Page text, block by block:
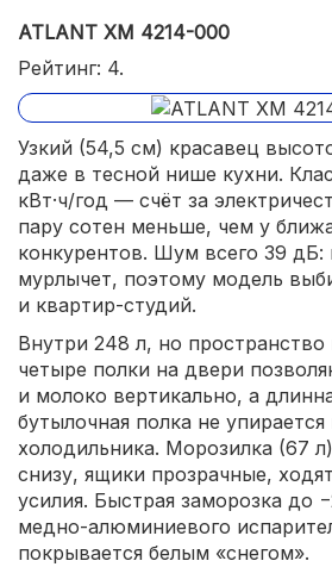
ATLANT ХМ 4214-000
Рейтинг: 4.
Узкий (54,5 см) красавец
даже в тесной нише кухни.
кВт·ч/год — счёт за
пару сотен меньше, чем у
конкурентов. Шум всего 39 дБ:
мурлычет, поэтому модель
и квартир-студий.
Внутри 248 л, но
четыре полки на двери
и молоко вертикально, а
бутылочная полка не упирается
холодильника. Морозилка (67
снизу, ящики прозрачные,
усилия. Быстрая заморозка до
медно-алюминиевого
покрывается белым «снегом».